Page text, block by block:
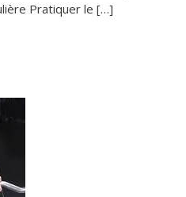
Pratiquer le […]